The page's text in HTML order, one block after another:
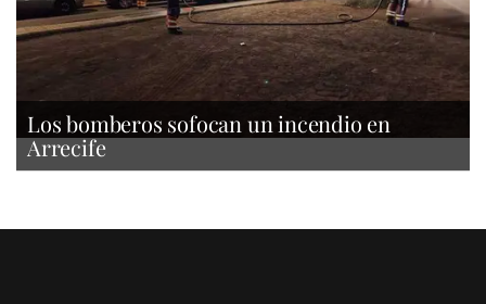
Los bomberos sofocan un incendio en
Arrecife